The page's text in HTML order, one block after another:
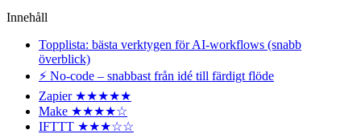
Innehåll
Topplista: bästa verktygen för AI-workflows (snabb
överblick)
⚡ No-code – snabbast från idé till färdigt flöde
Zapier ★★★★★
Make ★★★★☆
IFTTT ★★★☆☆